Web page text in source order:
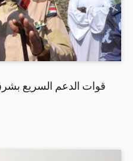
قوات الدعم السريع